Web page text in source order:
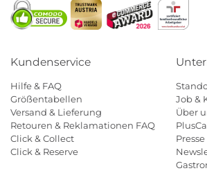
Kundenservice
Hilfe & FAQ
Größentabellen
Versand & Lieferung
Retouren & Reklamationen FAQ
Click & Collect
Click & Reserve
Job &
Über
Presse